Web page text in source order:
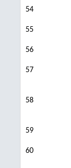
54
55
56
57
58
59
60